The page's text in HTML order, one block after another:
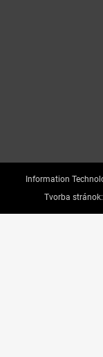
Information
Tvorba stránok: